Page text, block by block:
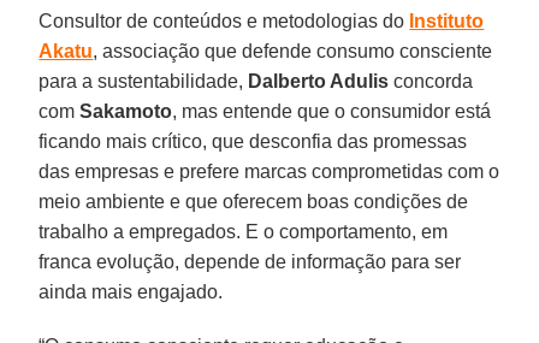
Consultor de conteúdos e metodologias do Instituto
Akatu, associação que defende consumo consciente
para a sustentabilidade, Dalberto Adulis concorda
comSakamoto, mas entende que o consumidor está
ficando mais crítico, que desconfia das promessas
das empresas e prefere marcas comprometidas com o
meio ambiente e que oferecem boas condições de
trabalho a empregados. E o comportamento, em
franca evolução, depende de informação para ser
ainda mais engajado.